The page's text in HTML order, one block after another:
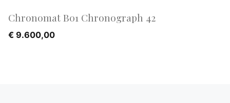
Chronomat B01 Chronograph 42
€ 9.600,00